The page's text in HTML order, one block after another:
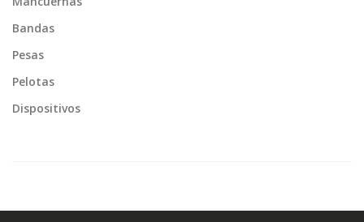
Bandas
Pesas
Pelotas
Dispositivos